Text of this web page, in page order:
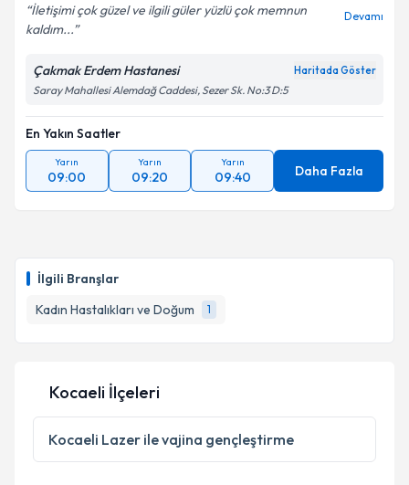
İlgili Branşlar
Kadın Hastalıkları ve Doğum
1
İletişimi çok güzel ve ilgili güler yüzlü çok memnun
kaldım...
Devamı
Çakmak Erdem Hastanesi Haritada Göster
Saray Mahallesi Alemdağ Caddesi, Sezer Sk. No:3 D:5
En Yakın Saatler
Yarın
09:00
Yarın
09:20
Yarın
09:40 Daha Fazla
Kocaeli İlçeleri
Kocaeli Lazer ile vajina gençleştirme